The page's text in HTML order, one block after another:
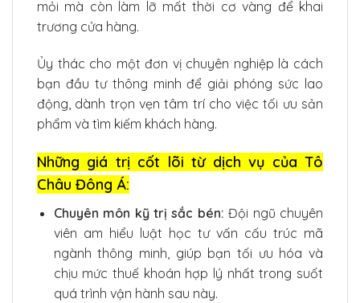
mỏi mà còn làm lỡ mất thời cơ vàng để khai
trương cửa hàng.
Ủy thác cho một đơn vị chuyên nghiệp là cách
bạn đầu tư thông minh để giải phóng sức lao
động, dành trọn vẹn tâm trí cho việc tối ưu sản
phẩm và tìm kiếm khách hàng.
Những giá trị cốt lõi từ dịch vụ của Tô
Châu Đông Á:
Chuyên môn kỹ trị sắc bén: Đội ngũ chuyên
viên am hiểu luật học tư vấn cấu trúc mã
ngành thông minh, giúp bạn tối ưu hóa và
chịu mức thuế khoán hợp lý nhất trong suốt
quá trình vận hành sau này.